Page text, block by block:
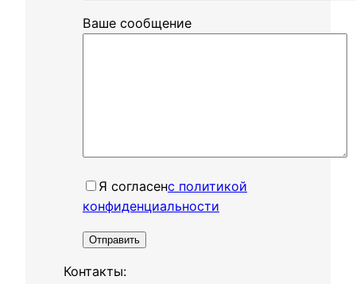
Ваше сообщение
Я согласенㅤс политикой
конфиденциальности
Контакты: